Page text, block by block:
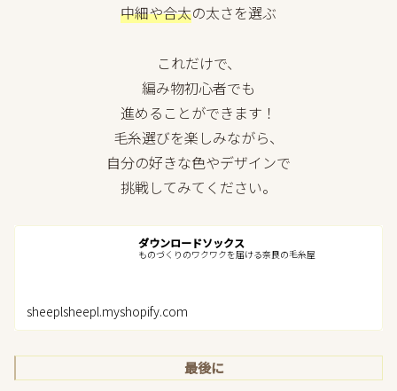
中細や合太の太さを選ぶ
これだけで、
編み物初心者でも
進めることができます！
毛糸選びを楽しみながら、
自分の好きな色やデザインで
挑戦してみてください。
ダウンロードソックス
ものづくりのワクワクを届ける奈良の毛糸屋
sheeplsheepl.myshopify.com
最後に